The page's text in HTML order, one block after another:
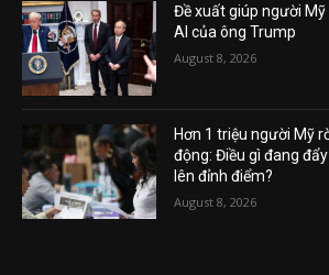
Đề xuất giúp người
AI của ông Trump
August 8, 2026
Hơn 1 triệu người Mỹ
động: Điều gì đang
lên đỉnh điểm?
August 8, 2026